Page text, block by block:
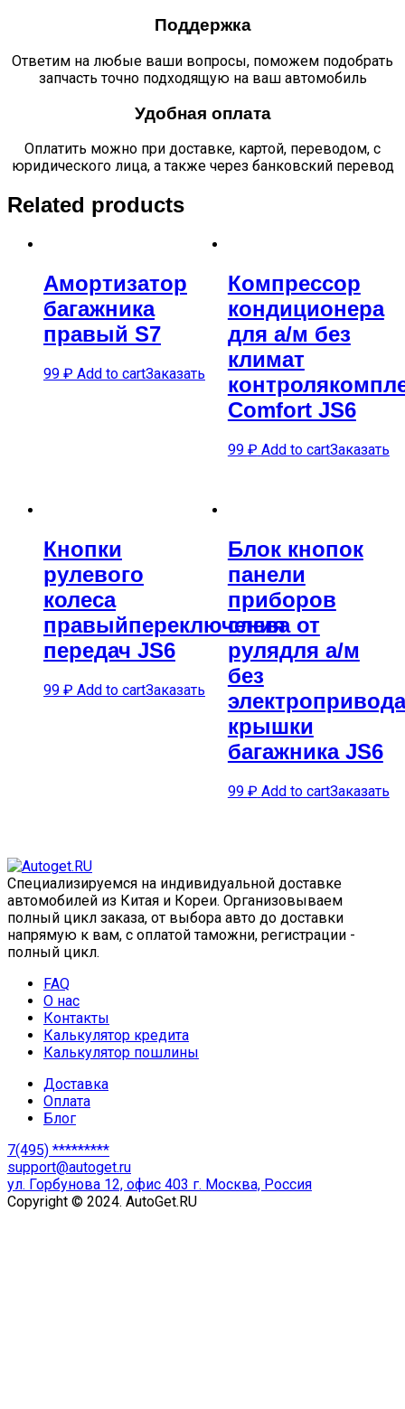
Поддержка
Ответим на любые ваши вопросы, поможем подобрать
запчасть точно подходящую на ваш автомобиль
Удобная оплата
Оплатить можно при доставке, картой, переводом, с
юридического лица, а также через банковский перевод
Related products
Амортизатор
багажника
правый S7
99 ₽ Add to cartЗаказать
Компрессор
кондиционера
для а/м без
климат
Comfort JS6
99 ₽ Add to cartЗаказать
Кнопки
рулевого
колеса
правыйпереключения
передач JS6
99 ₽ Add to cartЗаказать
Блок кнопок
панели
приборов
слева от
рулядля а/м
без
электропривода
крышки
багажника JS6
99 ₽ Add to cartЗаказать
Специализируемся на индивидуальной доставке
автомобилей из Китая и Кореи. Организовываем
полный цикл заказа, от выбора авто до доставки
напрямую к вам, с оплатой таможни, регистрации -
полный цикл.
FAQ
О нас
Контакты
Калькулятор кредита
Калькулятор пошлины
Доставка
Оплата
Блог
7(495) *********
support@autoget.ru
ул. Горбунова 12, офис 403 г. Москва, Россия
Copyright © 2024. AutoGet.RU